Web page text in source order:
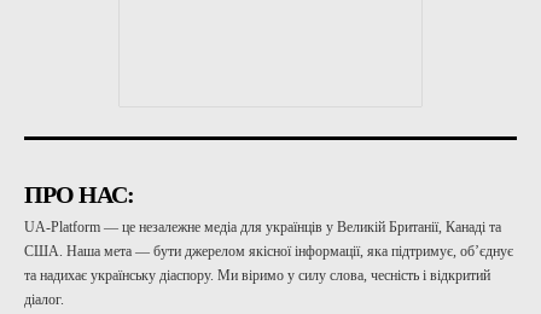
ПРО НАС:
UA-Platform — це незалежне медіа для українців у Великій Британії, Канаді та
США. Наша мета — бути джерелом якісної інформації, яка підтримує, об’єднує
та надихає українську діаспору. Ми віримо у силу слова, чесність і відкритий
діалог.